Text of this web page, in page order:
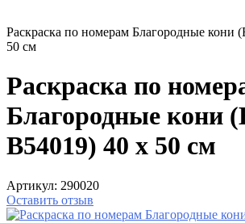
Раскраска по номерам Благородные кони
50 см
Раскраска по
Благородные кони
B54019) 40 х 50 см
Артикул: 290020
Оставить отзыв